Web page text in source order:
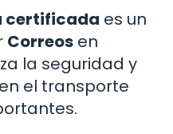
certificada es un
Correos en
la seguridad y
el transporte